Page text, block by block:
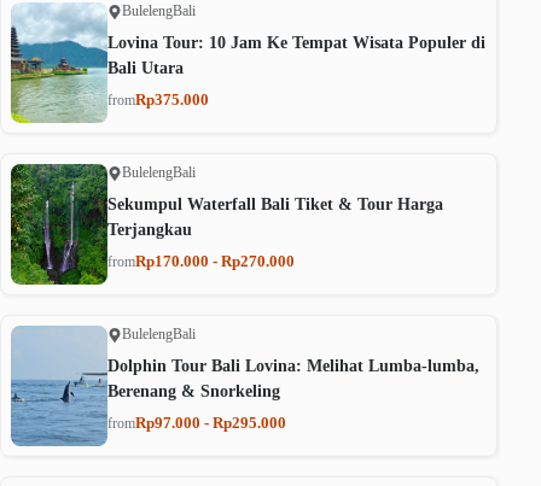
BulelengBali
Lovina Tour: 10 Jam Ke Tempat Wisata Populer di
Bali Utara
fromRp375.000
BulelengBali
Sekumpul Waterfall Bali Tiket & Tour Harga
Terjangkau
fromRp170.000 - Rp270.000
BulelengBali
Dolphin Tour Bali Lovina: Melihat Lumba-lumba,
Berenang & Snorkeling
fromRp97.000 - Rp295.000